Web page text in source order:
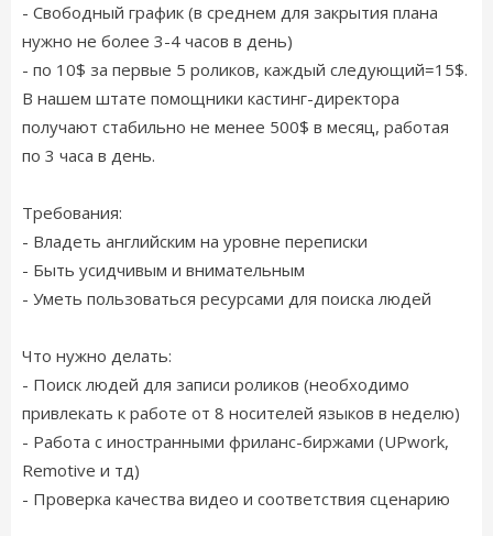
- Свободный график (в среднем для закрытия плана
нужно не более 3-4 часов в день)
- по 10$ за первые 5 роликов, каждый следующий=15$.
В нашем штате помощники кастинг-директора
получают стабильно не менее 500$ в месяц, работая
по 3 часа в день.
Требования:
- Владеть английским на уровне переписки
- Быть усидчивым и внимательным
- Уметь пользоваться ресурсами для поиска людей
Что нужно делать:
- Поиск людей для записи роликов (необходимо
привлекать к работе от 8 носителей языков в неделю)
- Работа с иностранными фриланс-биржами (UPwork,
Remotive и тд)
- Проверка качества видео и соответствия сценарию